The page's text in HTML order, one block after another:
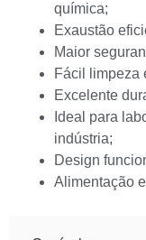
química;
Exaustão
Maior
Fácil limpeza
Excelente
Ideal para
indústria;
Design
Alimentação